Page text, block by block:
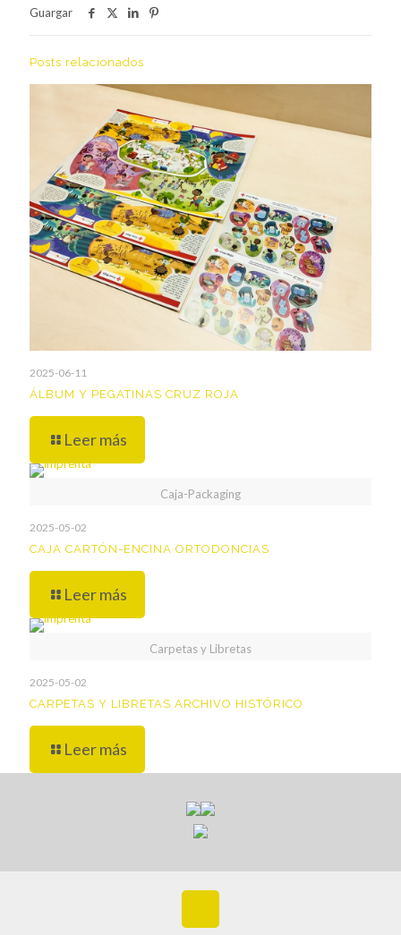
Guargar
Posts relacionados
2025-06-11
ÁLBUM Y PEGATINAS CRUZ ROJA
Leer más
Caja-Packaging
2025-05-02
CAJA CARTÓN-ENCINA ORTODONCIAS
Leer más
Carpetas y Libretas
2025-05-02
CARPETAS Y LIBRETAS ARCHIVO HISTÓRICO
Leer más